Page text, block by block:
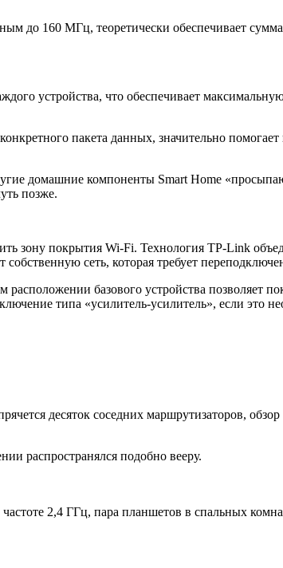
до 160 МГц, теоретически обеспечивает
устройства, что обеспечивает
пакета данных, значительно
домашние компоненты Smart Home
позже.
зону покрытия Wi-Fi. Технология TP-Link
сеть, которая требует
базового устройства позволяет
типа «усилитель-усилитель», если это
десяток соседних маршрутизаторов,
распространялся подобно вееру.
2,4 ГГц, пара планшетов в спальных